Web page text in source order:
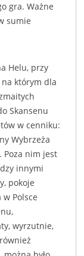
gra. Ważne
sumie
Helu, przy
na którym dla
Skansenu
w cenniku:
Wybrzeża
Poza nim jest
innymi
pokoje
Polsce
wyrzutnie,